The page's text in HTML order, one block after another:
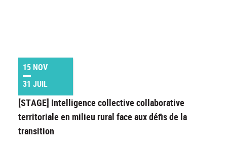
15 NOV
31 JUIL
[STAGE] Intelligence collective collaborative
territoriale en milieu rural face aux défis de la
transition